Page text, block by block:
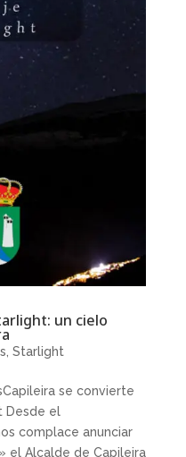
un cielo
Starlight
se convierte
Desde el
complace anunciar
el Alcalde de Capileira